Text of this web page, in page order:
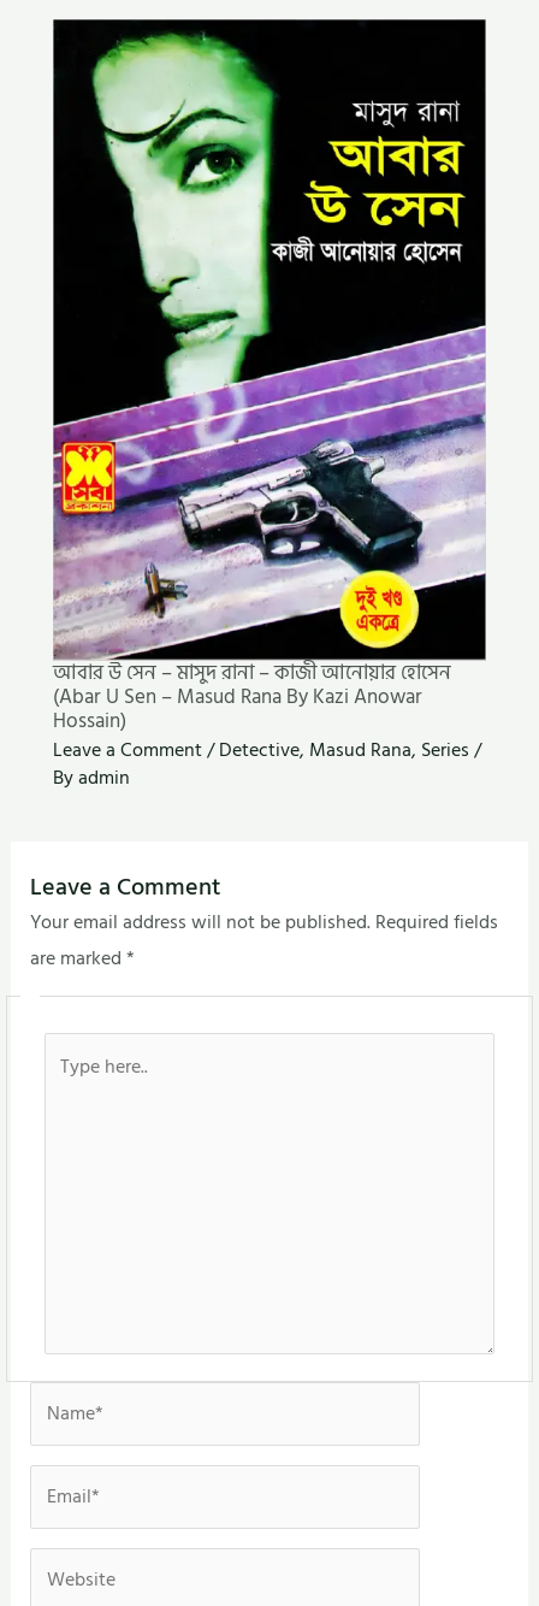
আবার উ সেন – মাসুদ রানা – কাজী আনোয়ার হোসেন
(Abar U Sen – Masud Rana By Kazi Anowar
Hossain)
Leave a Comment/Detective, Masud Rana, Series/
Byadmin
Leave a Comment
Your email address will not be published.Required fields
are marked*
here..
Name*
Email*
Website